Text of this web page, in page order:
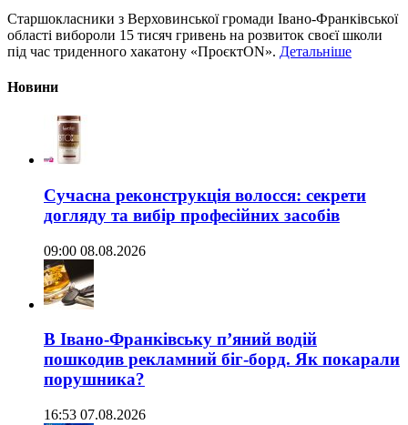
Старшокласники з Верховинської громади Івано-Франківської
області вибороли 15 тисяч гривень на розвиток своєї школи
під час триденного хакатону «ПроєктON». Детальніше
Новини
Сучасна реконструкція волосся: секрети
догляду та вибір професійних засобів
09:00 08.08.2026
В Івано-Франківську п’яний водій
пошкодив рекламний біг-борд. Як покарали
порушника?
16:53 07.08.2026